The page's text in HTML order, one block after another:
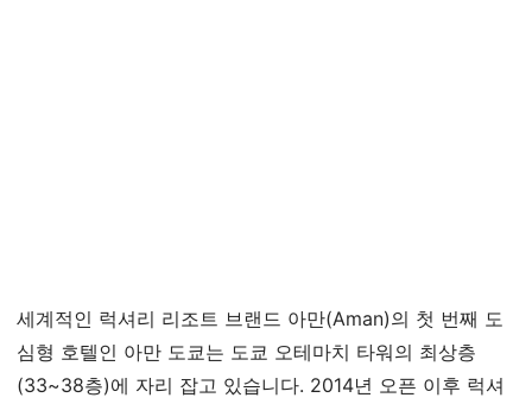
세계적인 럭셔리 리조트 브랜드 아만(Aman)의 첫 번째 도
심형 호텔인 아만 도쿄는 도쿄 오테마치 타워의 최상층
(33~38층)에 자리 잡고 있습니다. 2014년 오픈 이후 럭셔